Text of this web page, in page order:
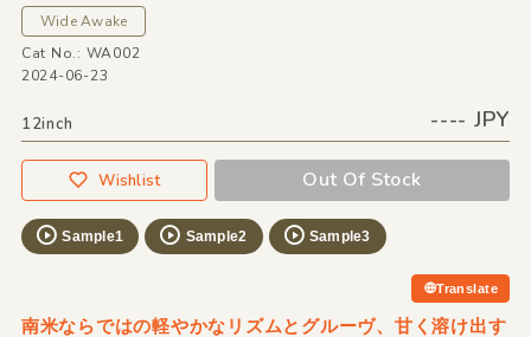
Wide Awake
Cat No.: WA002
2024-06-23
12inch ---- JPY
Wishlist Out Of Stock
Sample1 Sample2 Sample3
Translate
南米ならではの軽やかなリズムとグルーヴ、甘く溶け出す